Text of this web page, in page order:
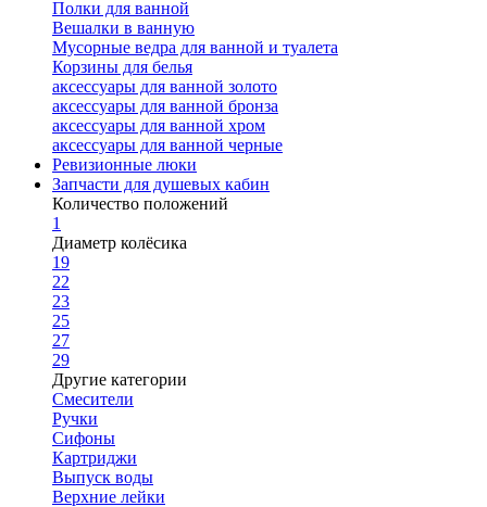
Полки для ванной
Вешалки в ванную
Мусорные ведра для ванной и туалета
Корзины для белья
аксессуары для ванной золото
аксессуары для ванной бронза
аксессуары для ванной хром
аксессуары для ванной черные
Ревизионные люки
Запчасти для душевых кабин
Количество положений
1
Диаметр колёсика
19
22
23
25
27
29
Другие категории
Смесители
Ручки
Сифоны
Картриджи
Выпуск воды
Верхние лейки